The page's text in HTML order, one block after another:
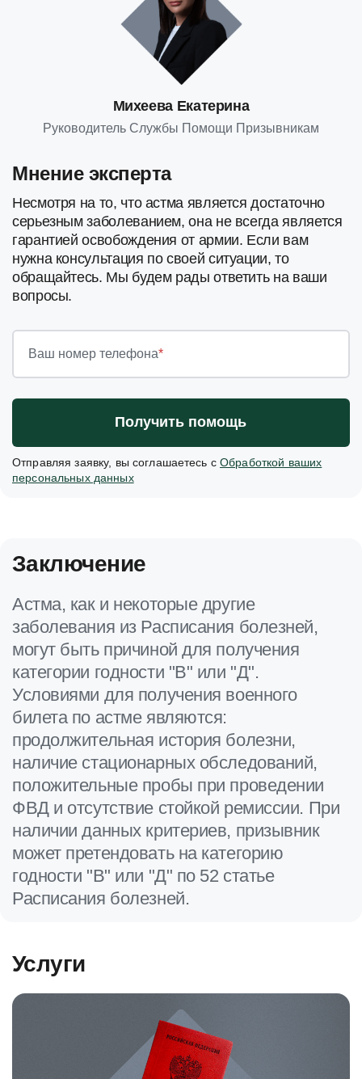
Михеева Екатерина
Руководитель Службы Помощи Призывникам
Мнение эксперта
Несмотря на то, что астма является достаточно
серьезным заболеванием, она не всегда является
гарантией освобождения от армии. Если вам
нужна консультация по своей ситуации, то
обращайтесь. Мы будем рады ответить на ваши
вопросы.
Ваш номер телефона*
Получить помощь
Отправляя заявку, вы соглашаетесь сОбработкой ваших
персональных данных
Заключение
Астма, как и некоторые другие
заболевания из Расписания болезней,
могут быть причиной для получения
категории годности "В" или "Д".
Условиями для получения военного
билета по астме являются:
продолжительная история болезни,
наличие стационарных обследований,
положительные пробы при проведении
ФВД и отсутствие стойкой ремиссии. При
наличии данных критериев, призывник
может претендовать на категорию
годности "В" или "Д" по 52 статье
Расписания болезней.
Услуги